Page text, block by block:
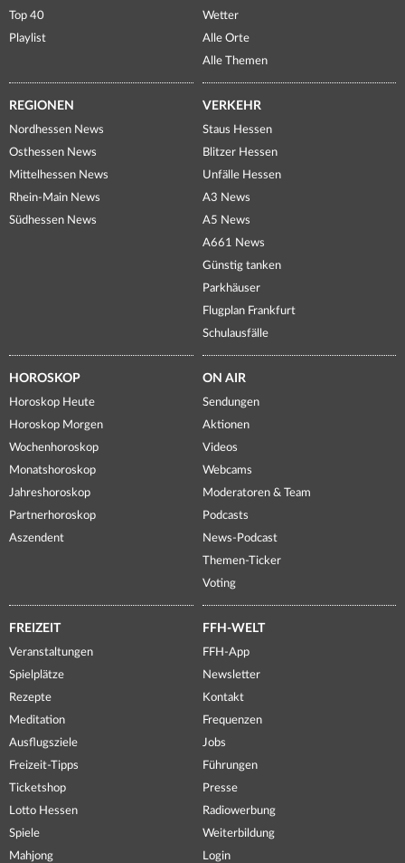
Top 40
Playlist
Wetter
Alle Orte
Alle Themen
REGIONEN
Nordhessen News
Osthessen News
Mittelhessen News
Rhein-Main News
Südhessen News
VERKEHR
Staus Hessen
Blitzer Hessen
Unfälle Hessen
A3 News
A5 News
A661 News
Günstig tanken
Parkhäuser
Flugplan Frankfurt
Schulausfälle
HOROSKOP
Horoskop Heute
Horoskop Morgen
Wochenhoroskop
Monatshoroskop
Jahreshoroskop
Partnerhoroskop
Aszendent
ON AIR
Sendungen
Aktionen
Videos
Webcams
Moderatoren & Team
Podcasts
News-Podcast
Themen-Ticker
Voting
FREIZEIT
Veranstaltungen
Spielplätze
Rezepte
Meditation
Ausflugsziele
Freizeit-Tipps
Ticketshop
Lotto Hessen
Spiele
Mahjong
FFH-WELT
FFH-App
Newsletter
Kontakt
Frequenzen
Jobs
Führungen
Presse
Radiowerbung
Weiterbildung
Login